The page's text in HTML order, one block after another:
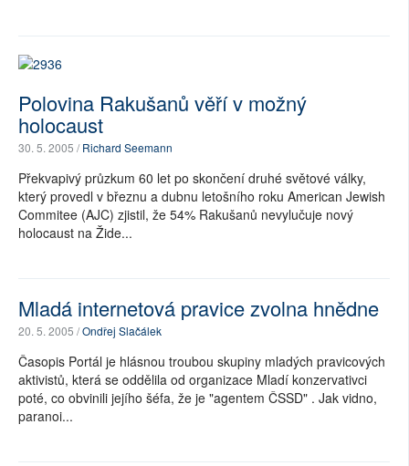
Polovina Rakušanů věří v možný
holocaust
30. 5. 2005 /Richard Seemann
Překvapivý průzkum 60 let po skončení druhé světové války,
který provedl v březnu a dubnu letošního roku American Jewish
Commitee (AJC) zjistil, že 54% Rakušanů nevylučuje nový
holocaust na Žide...
Mladá internetová pravice zvolna hnědne
20. 5. 2005 /Ondřej Slačálek
Časopis Portál je hlásnou troubou skupiny mladých pravicových
aktivistů, která se oddělila od organizace Mladí konzervativci
poté, co obvinili jejího šéfa, že je "agentem ČSSD" . Jak vidno,
paranoi...